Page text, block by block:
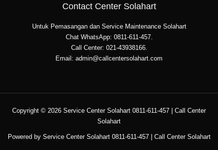
Contact Center Solahart
Untuk Pemasangan dan Service Maintenance Solahart
Chat WhatsApp: 0811-611-457.
Call Center: 021-43938166.
Email: admin@callcentersolahart.com
Copyright © 2026 Service Center Solahart 0811-611-457 | Call Center
Solahart
Powered by Service Center Solahart 0811-611-457 | Call Center Solahart